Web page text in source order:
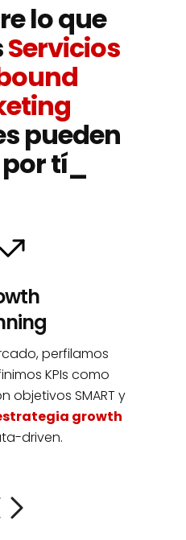
lo que
Servicios
pueden
tí_
perfilamos
KPIs como
objetivos SMART y
growth
driven.